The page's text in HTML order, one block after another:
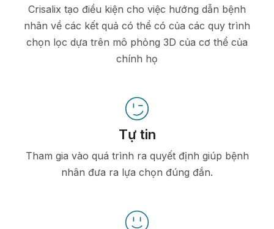
Crisalix tạo điều kiện cho việc hướng dẫn bệnh
nhân về các kết quả có thể có của các quy trình
chọn lọc dựa trên mô phỏng 3D của cơ thể của
chính họ
Tự tin
Tham gia vào quá trình ra quyết định giúp bệnh
nhân đưa ra lựa chọn đúng đắn.